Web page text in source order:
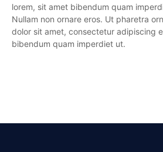
lorem, sit amet bibendum quam
Nullam non ornare eros. Ut pharetra
dolor sit amet, consectetur adipiscing
bibendum quam imperdiet ut.